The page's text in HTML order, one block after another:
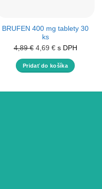
BRUFEN 400 mg tablety 30
ks
4,89€ Pôvodná
cena
bola:
4,69 €Aktuálna
cena
je:
s DPH
Pridať do košíka